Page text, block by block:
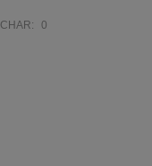
CHAR: 0